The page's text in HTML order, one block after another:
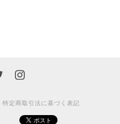
特定商取引法に基づく表記